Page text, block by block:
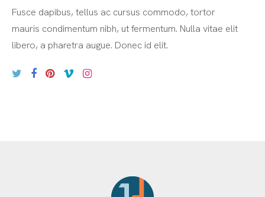
Fusce dapibus, tellus ac cursus commodo, tortor
mauris condimentum nibh, ut fermentum. Nulla vitae elit
libero, a pharetra augue. Donec id elit.